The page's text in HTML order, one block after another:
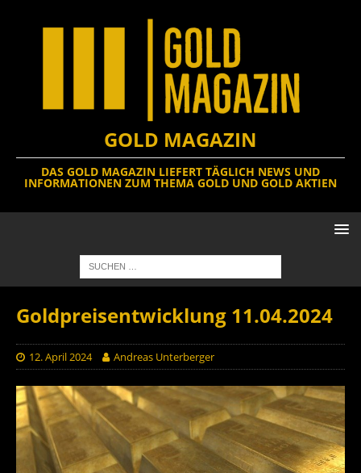
GOLD MAGAZIN
DAS GOLD MAGAZIN LIEFERT TÄGLICH NEWS UND
INFORMATIONEN ZUM THEMA GOLD UND GOLD AKTIEN
Goldpreisentwicklung 11.04.2024
12. April 2024 Andreas Unterberger